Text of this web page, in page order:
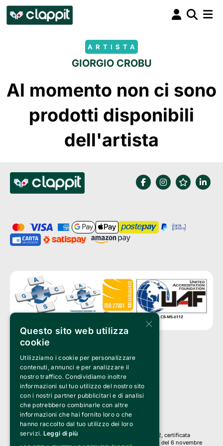
ARTISTA
GIORGIO CROBU
Al momento non ci sono
prodotti disponibili
dell'artista
Clappit è un marchio di proprietà di:
Bemils Srl
a Socio Unico
Via Fosse Ardeatine, 4 -20092 Cinisello Balsamo (MI)
PI 05589050961
Iscr. C.C.I.A.A. Milano R.E.A. 1833471
© 2010-2025 Bemils Srl - Tutti i diritti riservati
Credits:
Clappit è basato sulla piattaforma di biglietteria Belive 6.2, certificata
dall’Agenzia delle Entrate con protocollo n. 2025/445474 del 6 novembre
×
Questo sito web utilizza
cookie
Utilizziamo i cookie per personalizzare
contenuti, annunci e per analizzare il
nostro traffico. Condividiamo inoltre
informazioni sul tuo utilizzo del nostro sito
con i nostri partner pubblicitari e di analisi
che potrebbero combinarle con altre
informazioni che hai fornito loro o che
hanno raccolto dal tuo utilizzo dei loro
servizi. Leggi di più